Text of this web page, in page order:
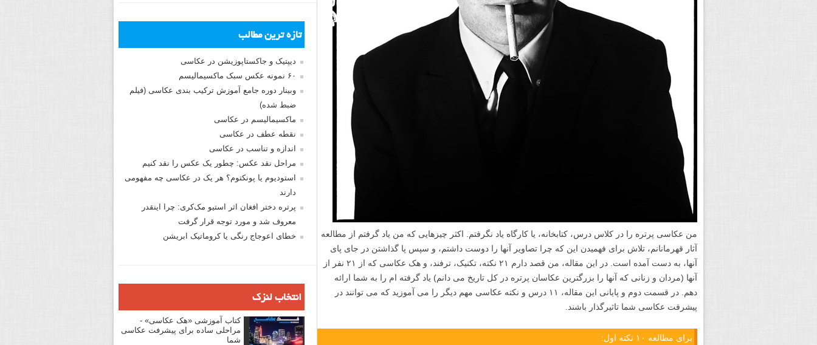
من عکاسی پرتره را در کلاس درس، کتابخانه، یا کارگاه یاد نگرفتم. اکثر چیزهایی که من یاد گرفتم از مطالعه
آثار قهرمانانم، تلاش برای فهمیدن این که چرا تصاویر آنها را دوست داشتم، و سپس پا گذاشتن در جای پای
آنها، به دست آمده است. در این مقاله، من قصد دارم ۲۱ نکته، تکنیک، ترفند، و هک عکاسی که از ۲۱ نفر از
آنها (مردان و زنانی که آنها را بزرگترین عکاسان پرتره در کل تاریخ می دانم) یاد گرفته ام را به شما ارائه
دهم. در قسمت دوم و پایانی این مقاله، ۱۱ درس و نکته عکاسی مهم دیگر را می آموزید که می توانند در
پیشرفت عکاسی شما تاثیرگذار باشند.
برای مطالعه ۱۰ نکته اول:
تازه ترین مطالب
دیپتیک و جاکستا‌پوزیشن در عکاسی
۶۰ نمونه عکس سبک ماکسیمالیسم
وبینار دوره جامع آموزش ترکیب بندی عکاسی (فیلم
ضبط شده)
ماکسیمالیسم در عکاسی
نقطه عطف در عکاسی
اندازه و تناسب در عکاسی
مراحل نقد عکس: چطور یک عکس را نقد کنیم
استودیوم یا پونکتوم؟ هر یک در عکاسی چه مفهومی
دارند
پرتره دختر افغان اثر استیو مک‌کری: چرا اینقدر
معروف شد و مورد توجه قرار گرفت
خطای اعوجاج رنگی یا کروماتیک ابریشن
انتخاب لنزک
کتاب آموزشی «هک عکاسی» -
مراحلی ساده برای پیشرفت عکاسی
شما